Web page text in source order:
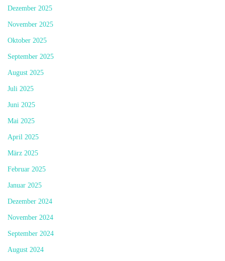
Dezember 2025
November 2025
Oktober 2025
September 2025
August 2025
Juli 2025
Juni 2025
Mai 2025
April 2025
März 2025
Februar 2025
Januar 2025
Dezember 2024
November 2024
September 2024
August 2024